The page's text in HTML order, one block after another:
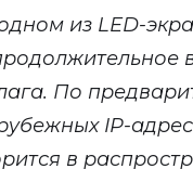
из LED-
По
IP-
в